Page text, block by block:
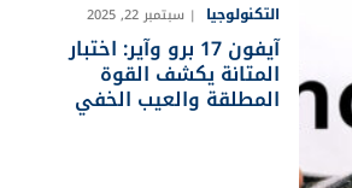
التكنولوجيا سبتمبر 22, 2025
آيفون 17 برو وآير: اختبار
المتانة يكشف القوة
المطلقة والعيب الخفي